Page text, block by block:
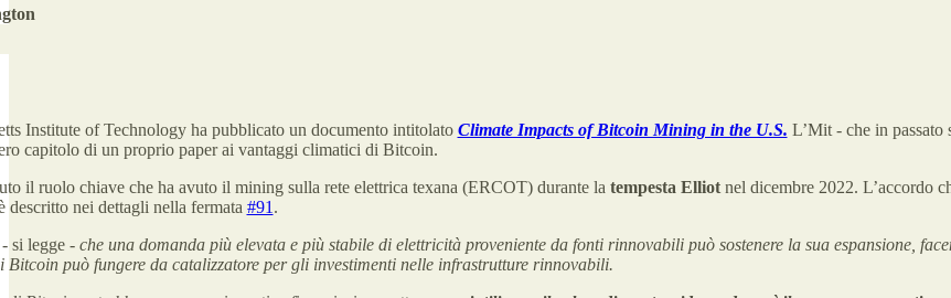
Institute of Technology ha pubblicato un documento intitolato Climate Impacts of Bitcoin Mining in the U.S. L’Mit - che in passato
capitolo di un proprio paper ai vantaggi climatici di Bitcoin.
il ruolo chiave che ha avuto il mining sulla rete elettrica texana (ERCOT) durante la tempesta Elliotnel dicembre 2022. L’accordo
descritto nei dettagli nella fermata #91 .
si legge - che una domanda più elevata e più stabile di elettricità proveniente da fonti rinnovabili può sostenere la sua espansione,
Bitcoin può fungere da catalizzatore per gli investimenti nelle infrastrutture rinnovabili.